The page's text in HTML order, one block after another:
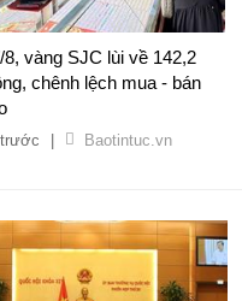
8, vàng SJC lùi về 142,2
chênh lệch mua - bán
Baotintuc.vn